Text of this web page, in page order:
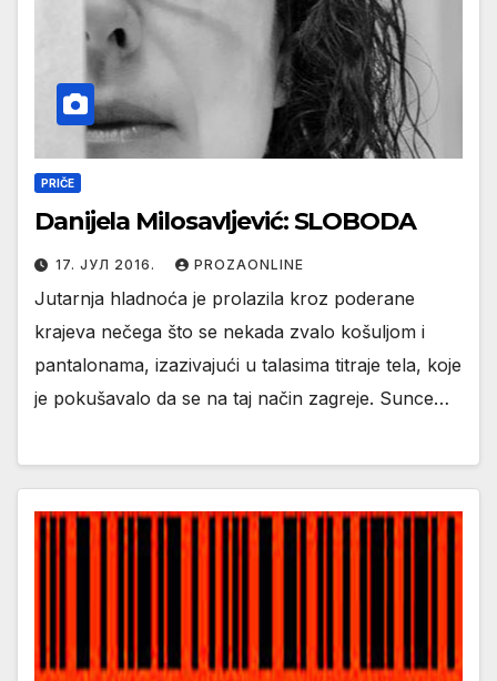
PRIČE
Danijela Milosavljević: SLOBODA
17. ЈУЛ 2016. PROZAONLINE
Jutarnja hladnoća je prolazila kroz poderane
krajeva nečega što se nekada zvalo košuljom i
pantalonama, izazivajući u talasima titraje tela, koje
je pokušavalo da se na taj način zagreje. Sunce…